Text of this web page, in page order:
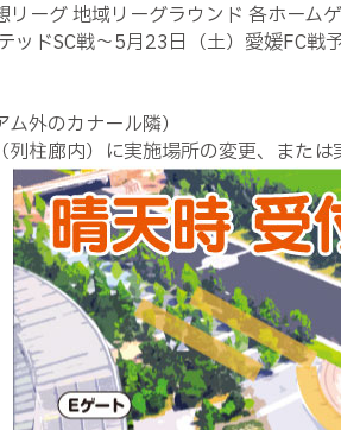
ーグ 地域リーグラウンド 各ホーム
ッドSC戦～5月23日（土）愛媛FC戦予
外のカナール隣）
柱廊内）に実施場所の変更、または